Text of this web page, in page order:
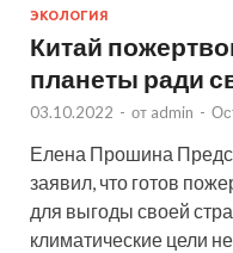
ЭКОЛОГИЯ
Китай
планеты ради
03.10.2022 - от admin -
Елена Прошина
заявил, что готов
для выгоды своей
климатические цели